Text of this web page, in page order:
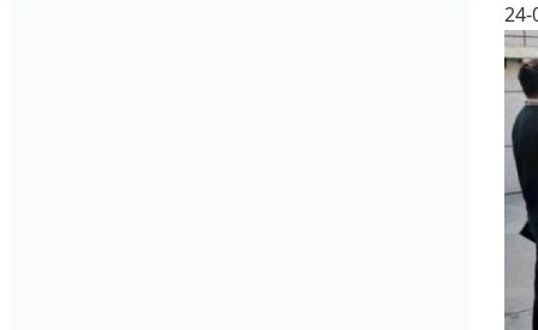
24-